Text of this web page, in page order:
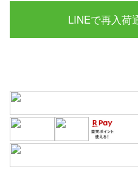
LINEで再入荷